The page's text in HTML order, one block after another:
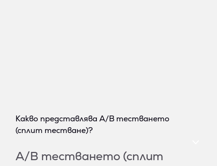
Какво представлява A/B тестването
(сплит тестване)?
A/B тестването (сплит